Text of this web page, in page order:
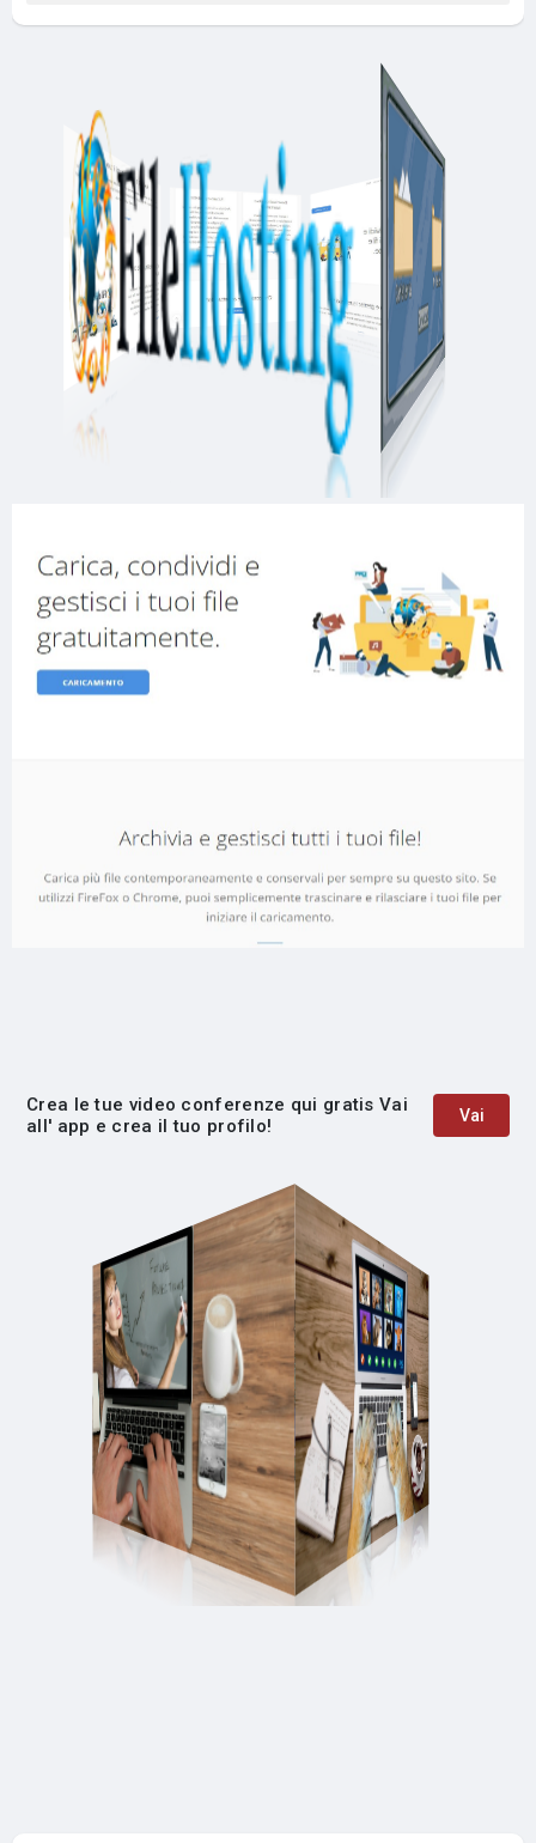
Crea le tue video conferenze qui gratis Vai
all' app e crea il tuo profilo!
Vai